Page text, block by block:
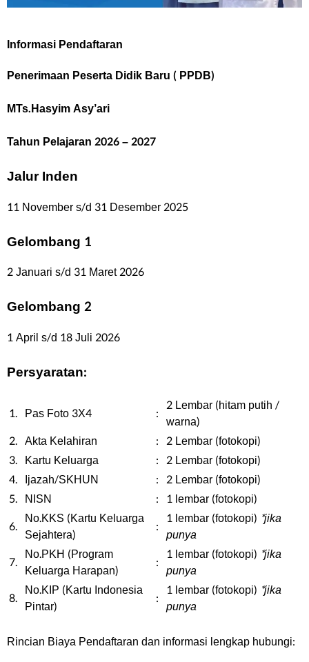
Informasi Pendaftaran
Penerimaan Peserta Didik Baru ( PPDB)
MTs.Hasyim Asy’ari
Tahun Pelajaran 2026 – 2027
Jalur Inden
11 November s/d 31 Desember 2025
Gelombang 1
2 Januari s/d 31 Maret 2026
Gelombang 2
1 April s/d 18 Juli 2026
Persyaratan:
1. Pas Foto 3X4 : 2 Lembar (hitam putih /
warna)
2. Akta Kelahiran : 2 Lembar (fotokopi)
3. Kartu Keluarga : 2 Lembar (fotokopi)
4. Ijazah/SKHUN : 2 Lembar (fotokopi)
5. NISN : 1 lembar (fotokopi)
6. No.KKS (Kartu Keluarga
Sejahtera)
: 1 lembar (fotokopi) *jika
punya
7. No.PKH (Program
Keluarga Harapan)
: 1 lembar (fotokopi) *jika
punya
8. No.KIP (Kartu Indonesia
Pintar)
: 1 lembar (fotokopi) *jika
punya
Rincian Biaya Pendaftaran dan informasi lengkap hubungi: